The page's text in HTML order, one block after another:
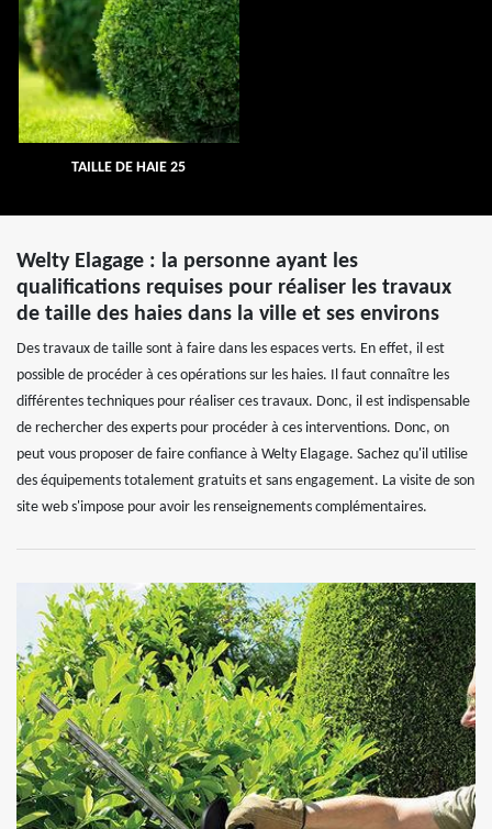
TAILLE DE HAIE 25
Welty Elagage : la personne ayant les
qualifications requises pour réaliser les travaux
de taille des haies dans la ville et ses environs
Des travaux de taille sont à faire dans les espaces verts. En effet, il est
possible de procéder à ces opérations sur les haies. Il faut connaître les
différentes techniques pour réaliser ces travaux. Donc, il est indispensable
de rechercher des experts pour procéder à ces interventions. Donc, on
peut vous proposer de faire confiance à Welty Elagage. Sachez qu'il utilise
des équipements totalement gratuits et sans engagement. La visite de son
site web s'impose pour avoir les renseignements complémentaires.